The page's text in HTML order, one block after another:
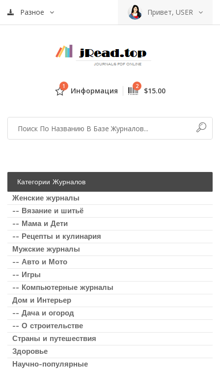
Разное Привет, USER
1 Информация 2 $15.00
Категории Журналов
Женские журналы
-- Вязание и шитьё
-- Мама и Дети
-- Рецепты и кулинария
Мужские журналы
-- Авто и Мото
-- Игры
-- Компьютерные журналы
Дом и Интерьер
-- Дача и огород
-- О строительстве
Страны и путешествия
Здоровье
Научно-популярные